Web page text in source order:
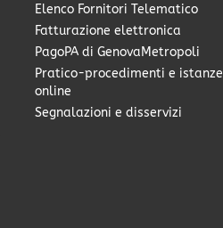
Elenco Fornitori Telematico
Fatturazione elettronica
PagoPA di GenovaMetropoli
Pratico-procedimenti e istanze
online
Segnalazioni e disservizi